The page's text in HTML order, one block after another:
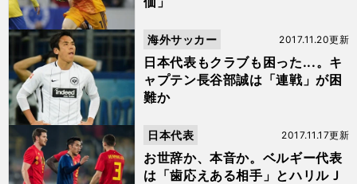
日本代表もクラブも困った...。キ
ャプテン長谷部誠は「連戦」が困
難か
2017.11.20更新
海外サッカー
お世辞か、本音か。ベルギー代表
は「歯応えある相手」とハリルＪ
2017.11.17更新
日本代表